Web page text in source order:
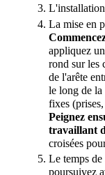
La mise en
appliquez
rond sur les
de l'arête
le long de la
fixes
Peignez
travaillant
croisées
Le temps de
poursuivez